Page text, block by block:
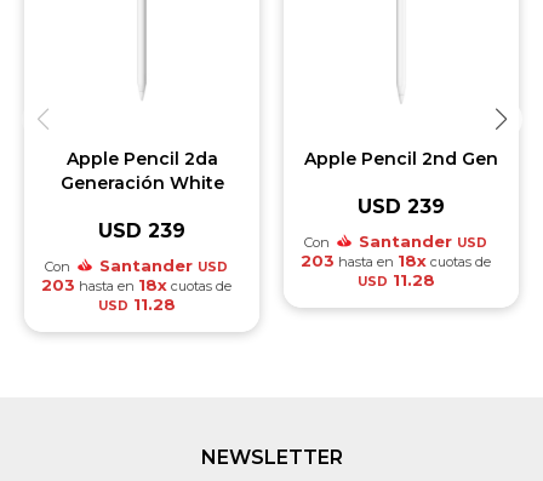
Apple Pencil 2da
Generación White
USD 239
Con Santander USD
203 hasta en 18x cuotas de
USD 11.28
Apple Pencil 2nd Gen
USD 239
Con Santander USD
203 hasta en 18x cuotas de
USD 11.28
NEWSLETTER